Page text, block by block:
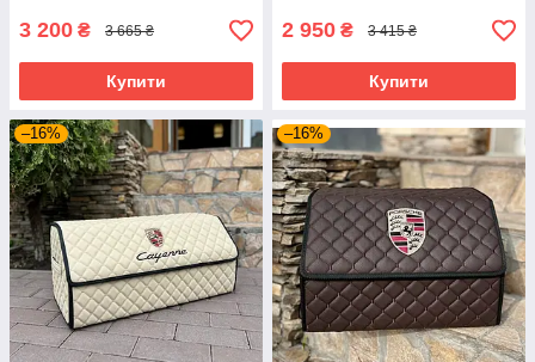
3 200 ₴ 3 665 ₴
Купити
2 950 ₴ 3 415 ₴
Купити
–16% –16%